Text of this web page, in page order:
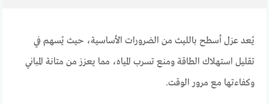
يُعد عزل أسطح بالليث من الضرورات الأساسية، حيث يُسهم في
تقليل استهلاك الطاقة ومنع تسرب المياه، مما يعزز من متانة المباني
وكفاءتها مع مرور الوقت.